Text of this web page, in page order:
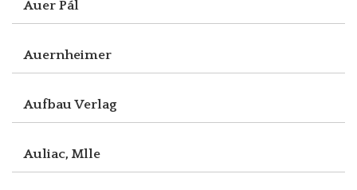
Auer Pál
Auernheimer
Aufbau Verlag
Auliac, Mlle